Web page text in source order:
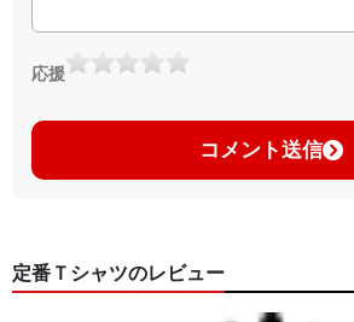
応援
コメント送信
定番Ｔシャツのレビュー